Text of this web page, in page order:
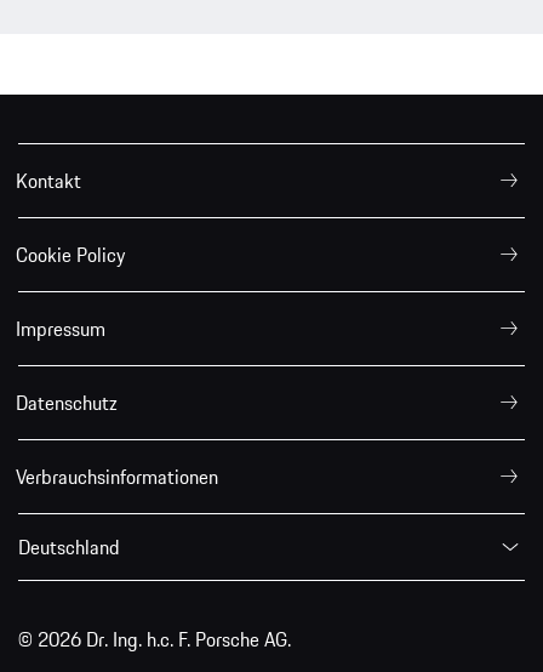
Kontakt
Cookie Policy
Impressum
Datenschutz
Verbrauchsinformationen
Deutschland
© 2026 Dr. Ing. h.c. F. Porsche AG.